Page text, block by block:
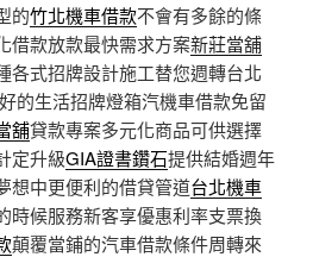
的竹北機車借款不會有多餘的條
借款放款最快需求方案新莊當舖
各式招牌設計施工替您週轉台北
的生活招牌燈箱汽機車借款免留
舖貸款專案多元化商品可供選擇
定升級GIA證書鑽石提供結婚週年
想中更便利的借貸管道台北機車
時候服務新客享優惠利率支票換
顛覆當鋪的汽車借款條件周轉來